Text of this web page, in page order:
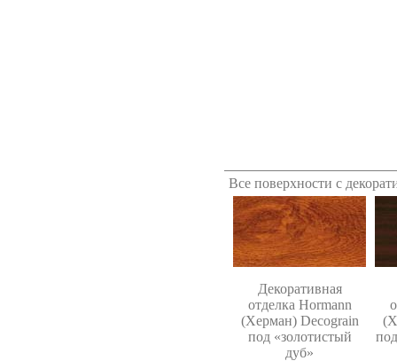
Все поверхности с
Декоративная
отделка Hormann
(Херман)Decograin
под «золотистый
дуб»